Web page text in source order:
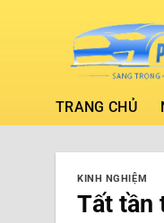
TRANG CHỦ
KINH NGHIỆM
Tất tần